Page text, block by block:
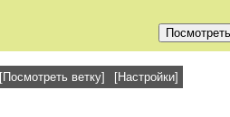
[Посмотреть ветку] [Настройки]